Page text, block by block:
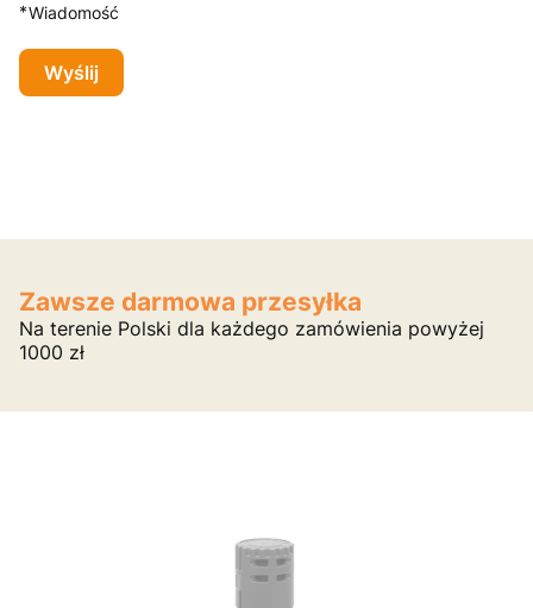
*Wiadomość
Wyślij
Zawsze darmowa przesyłka
Na terenie Polski dla każdego zamówienia powyżej
1000 zł